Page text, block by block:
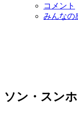
コメント
みんなの
ソン・スン